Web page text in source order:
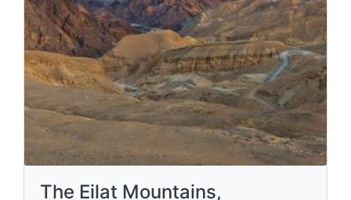
The Eilat Mountains,